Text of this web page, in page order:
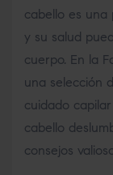
cabello es
y su salud
cuerpo. En la
una selección
cuidado
cabello
consejos